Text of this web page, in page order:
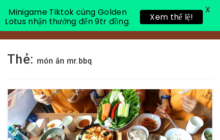
Toggle
Thẻ: món ăn mr.bbq
Minigame Tiktok cùng Golden
Lotus nhận thưởng đến 9tr đồng.
Xem thể lệ!
X